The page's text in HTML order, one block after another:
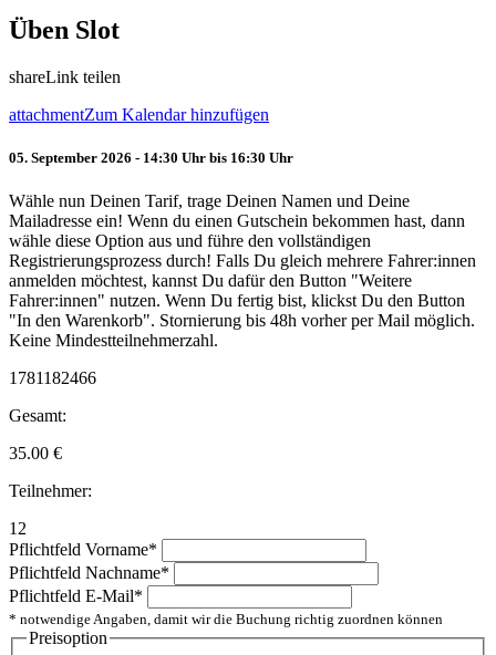
Üben Slot
shareLink teilen
attachmentZum Kalendar hinzufügen
05. September 2026 - 14:30 Uhr bis 16:30 Uhr
Wähle nun Deinen Tarif, trage Deinen Namen und Deine
Mailadresse ein! Wenn du einen Gutschein bekommen hast, dann
wähle diese Option aus und führe den vollständigen
Registrierungsprozess durch! Falls Du gleich mehrere Fahrer:innen
anmelden möchtest, kannst Du dafür den Button "Weitere
Fahrer:innen" nutzen. Wenn Du fertig bist, klickst Du den Button
"In den Warenkorb". Stornierung bis 48h vorher per Mail möglich.
Keine Mindestteilnehmerzahl.
1781182466
Gesamt:
35.00 €
Teilnehmer:
12
Pflichtfeld Vorname*
Pflichtfeld Nachname*
Pflichtfeld E-Mail*
* notwendige Angaben, damit wir die Buchung richtig zuordnen können
Preisoption